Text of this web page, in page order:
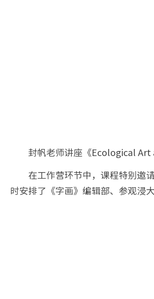
封帆老师讲座《Ecological
在工作营环节中，课程特别邀
时安排了《字画》编辑部、参观浸